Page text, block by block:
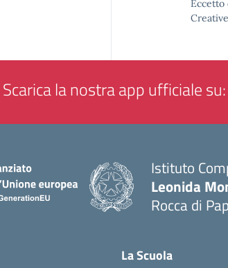
Eccetto
Scarica la nostra app ufficiale su:
Istituto
Leonida
Rocca di
La Scuola